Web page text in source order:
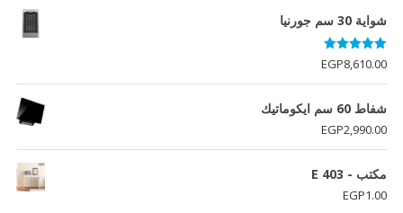
شواية 30 سم جورنيا
تم التقييم
5.00 من 5EGP8,610.00
شفاط 60 سم ايكوماتيك
EGP2,990.00
مكتب - E 403
EGP1.00